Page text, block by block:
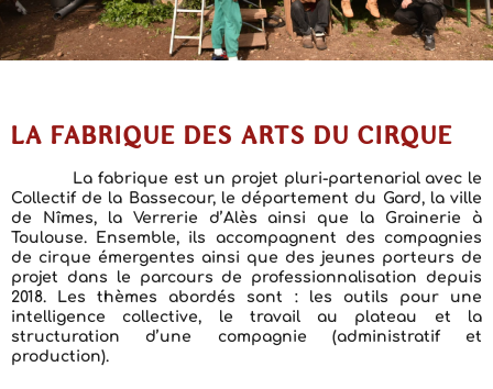
LA FABRIQUE DES ARTS DU CIRQUE
La fabrique est un projet pluri-partenarial avec le
Collectif de la Bassecour, le département du Gard, la ville
de Nîmes, la Verrerie d’Alès ainsi que la Grainerie à
Toulouse. Ensemble, ils accompagnent des compagnies
de cirque émergentes ainsi que des jeunes porteurs de
projet dans le parcours de professionnalisation depuis
2018. Les thèmes abordés sont : les outils pour une
intelligence collective, le travail au plateau et la
structuration d’une compagnie (administratif et
production).